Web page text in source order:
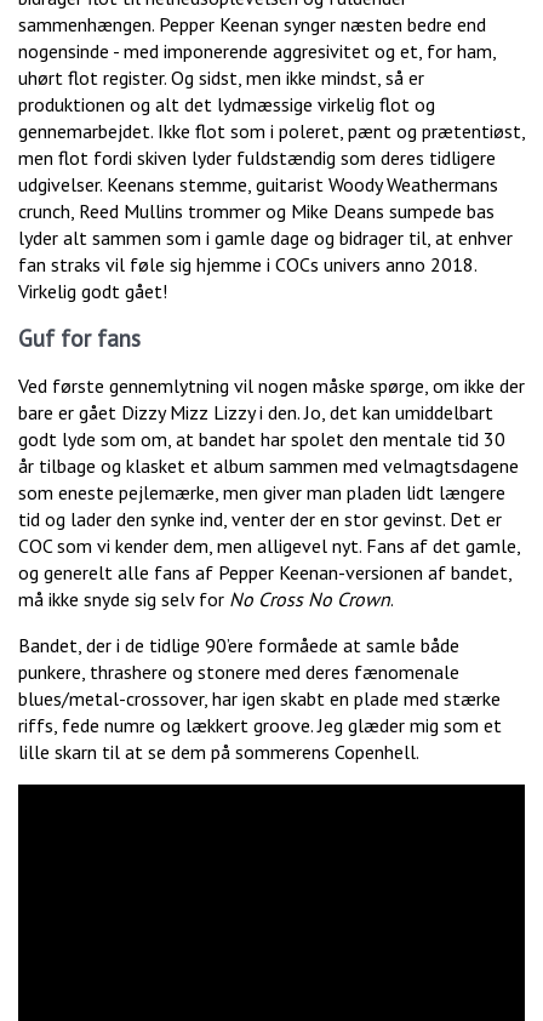
sammenhængen. Pepper Keenan synger næsten bedre end
nogensinde - med imponerende aggresivitet og et, for ham,
uhørt flot register. Og sidst, men ikke mindst, så er
produktionen og alt det lydmæssige virkelig flot og
gennemarbejdet. Ikke flot som i poleret, pænt og prætentiøst,
men flot fordi skiven lyder fuldstændig som deres tidligere
udgivelser. Keenans stemme, guitarist Woody Weathermans
crunch, Reed Mullins trommer og Mike Deans sumpede bas
lyder alt sammen som i gamle dage og bidrager til, at enhver
fan straks vil føle sig hjemme i COCs univers anno 2018.
Virkelig godt gået!
Guf for fans
Ved første gennemlytning vil nogen måske spørge, om ikke der
bare er gået Dizzy Mizz Lizzy i den. Jo, det kan umiddelbart
godt lyde som om, at bandet har spolet den mentale tid 30
år tilbage og klasket et album sammen med velmagtsdagene
som eneste pejlemærke, men giver man pladen lidt længere
tid og lader den synke ind, venter der en stor gevinst. Det er
COC som vi kender dem, men alligevel nyt. Fans af det gamle,
og generelt alle fans af Pepper Keenan-versionen af bandet,
må ikke snyde sig selv for No Cross No Crown.
Bandet, der i de tidlige 90’ere formåede at samle både
punkere, thrashere og stonere med deres fænomenale
blues/metal-crossover, har igen skabt en plade med stærke
riffs, fede numre og lækkert groove. Jeg glæder mig som et
lille skarn til at se dem på sommerens Copenhell.